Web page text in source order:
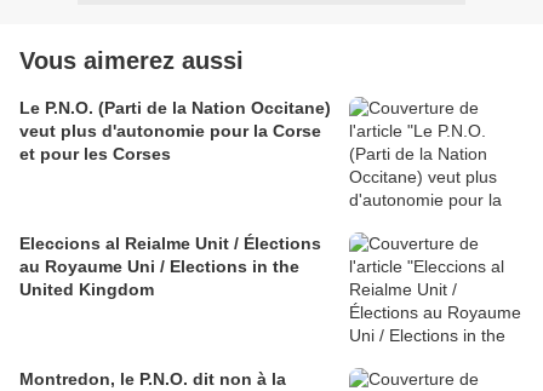
Vous aimerez aussi
Le P.N.O. (Parti de la Nation Occitane)
veut plus d'autonomie pour la Corse
et pour les Corses
Eleccions al Reialme Unit / Élections
au Royaume Uni / Elections in the
United Kingdom
Montredon, le P.N.O. dit non à la